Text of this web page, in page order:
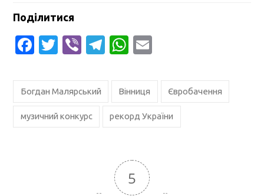
Поділитися
Facebook
Twitter
ViberTelegram
WhatsApp
Богдан Малярський Вінниця Євробачення
музичний конкурс рекорд України
5